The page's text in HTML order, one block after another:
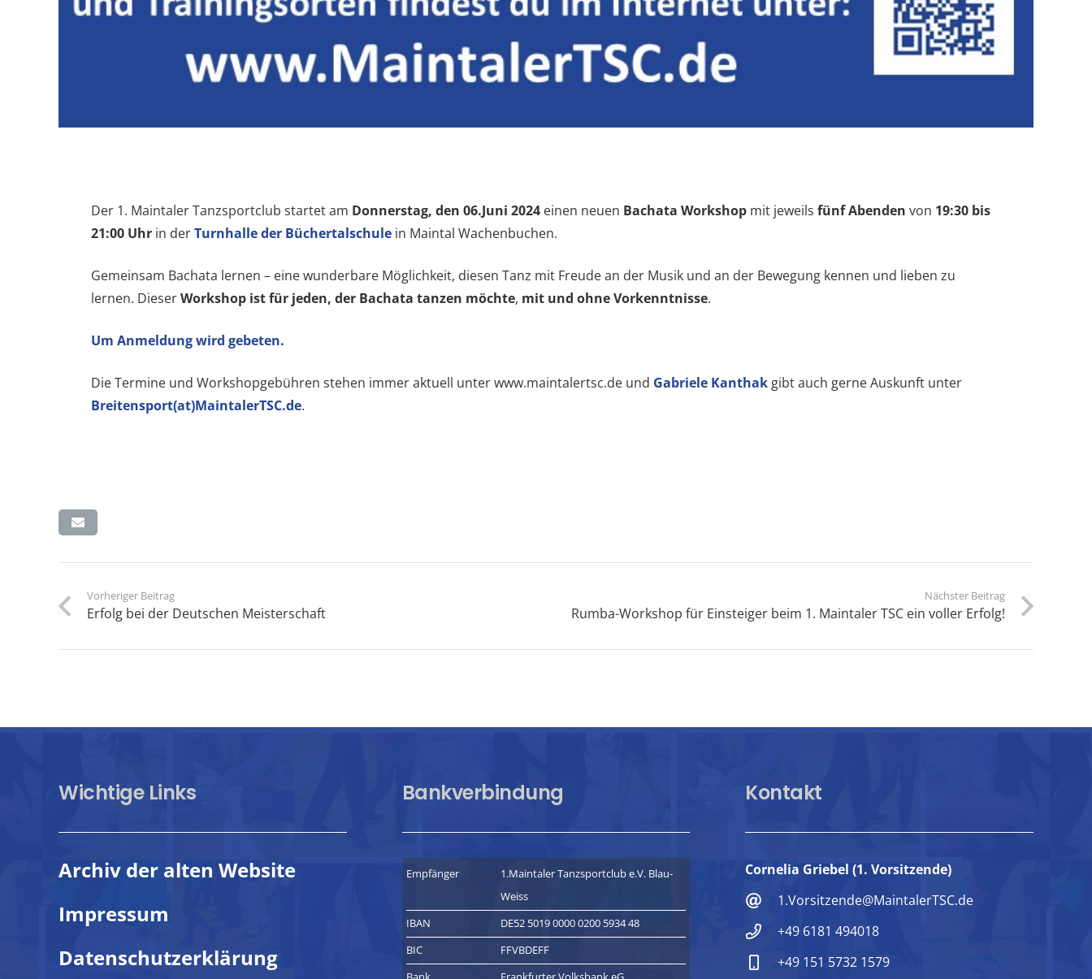
Der 1. Maintaler Tanzsportclub startet am Donnerstag, den 06.Juni 2024 einen neuen Bachata Workshop mit jeweils fünf Abenden von 19:30 bis
21:00 Uhr in derTurnhalle der Büchertalschule in Maintal Wachenbuchen.
Gemeinsam Bachata lernen – eine wunderbare Möglichkeit, diesen Tanz mit Freude an der Musik und an der Bewegung kennen und lieben zu
lernen. DieserWorkshop ist für jeden, der Bachata tanzen möchte, mit und ohne Vorkenntnisse.
Um Anmeldung wird gebeten.
Die Termine und Workshopgebühren stehen immer aktuell unter www.maintalertsc.de und Gabriele Kanthak gibt auch gerne Auskunft unter
Breitensport(at)MaintalerTSC.de.
Vorheriger Beitrag
Erfolg bei der Deutschen Meisterschaft
Nächster Beitrag
Rumba-Workshop für Einsteiger beim 1. Maintaler TSC ein voller Erfolg!
Wichtige Links
Archiv der alten Website
Impressum
Datenschutzerklärung
Bankverbindung
Empfänger
1.Maintaler Tanzsportclub e.V. Blau-
Weiss
IBAN
DE52 5019 0000 0200 5934 48
BIC
FFVBDEFF
Kontakt
Cornelia Griebel (1. Vorsitzende)
1.Vorsitzende@MaintalerTSC.de
+49 6181 494018
+49 151 5732 1579